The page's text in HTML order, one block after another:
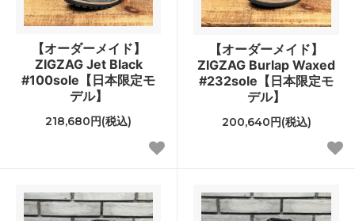
【オーダーメイド】
ZIGZAG Jet Black
#100sole【日本限定モ
デル】
218,680円(税込)
【オーダーメイド】
ZIGZAG Burlap Waxed
#232sole【日本限定モ
デル】
200,640円(税込)